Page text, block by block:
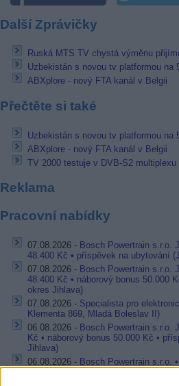
Další Zprávičky
Ruská MTS TV chystá výměnu
Uzbekistán s novou tv platformou na
ABXplore - nový FTA kanál v Belgii
Přečtěte si také
Uzbekistán s novou tv platformou na
ABXplore - nový FTA kanál v Belgii
TV 2000 testuje v DVB-S2 multiplexu
Reklama
Pracovní nabídky
07.08.2026 - Bosch Powertrain s.r.o.
48.400 Kč • příspěvek na ubytování
07.08.2026 - Bosch Powertrain s.r.o.
48.400 Kč • náborový bonus 50.000
okres Jihlava)
07.08.2026 - Specialista pro
Klementa 869, Mladá Boleslav II)
06.08.2026 - Bosch Powertrain s.r.o.
Kč • náborový bonus 50.000 Kč •
Jihlava)
06.08.2026 - Bosch Powertrain s.r.o.
týdenní zálohy na mzdu 2.000 Kč